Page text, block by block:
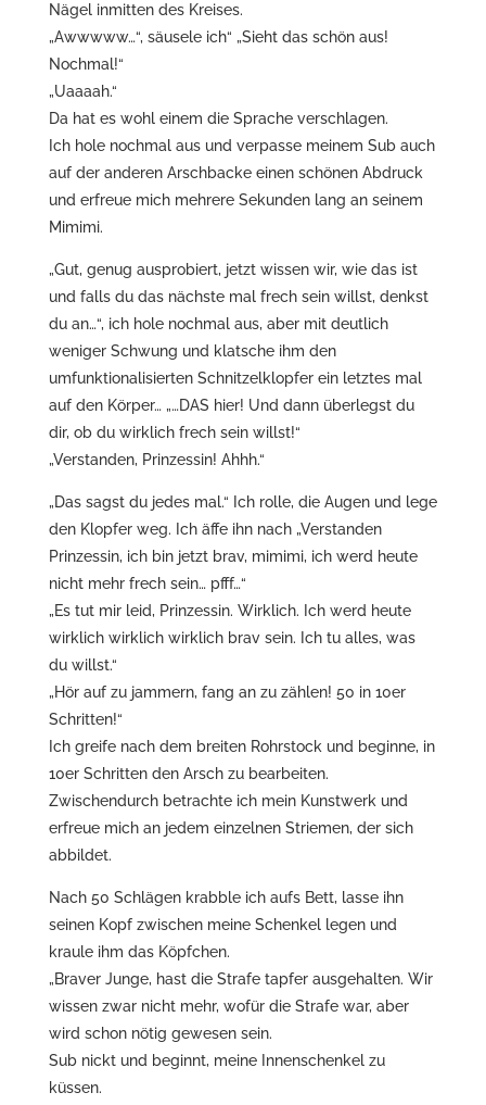
Nägel inmitten des Kreises.
„Awwwww…“, säusele ich“ „Sieht das schön aus!
Nochmal!“
„Uaaaah.“
Da hat es wohl einem die Sprache verschlagen.
Ich hole nochmal aus und verpasse meinem Sub auch
auf der anderen Arschbacke einen schönen Abdruck
und erfreue mich mehrere Sekunden lang an seinem
Mimimi.
„Gut, genug ausprobiert, jetzt wissen wir, wie das ist
und falls du das nächste mal frech sein willst, denkst
du an…“, ich hole nochmal aus, aber mit deutlich
weniger Schwung und klatsche ihm den
umfunktionalisierten Schnitzelklopfer ein letztes mal
auf den Körper… „…DAS hier! Und dann überlegst du
dir, ob du wirklich frech sein willst!“
„Verstanden, Prinzessin! Ahhh.“
„Das sagst du jedes mal.“ Ich rolle, die Augen und lege
den Klopfer weg. Ich äffe ihn nach „Verstanden
Prinzessin, ich bin jetzt brav, mimimi, ich werd heute
nicht mehr frech sein… pfff…“
„Es tut mir leid, Prinzessin. Wirklich. Ich werd heute
wirklich wirklich wirklich brav sein. Ich tu alles, was
du willst.“
„Hör auf zu jammern, fang an zu zählen! 50 in 10er
Schritten!“
Ich greife nach dem breiten Rohrstock und beginne, in
10er Schritten den Arsch zu bearbeiten.
Zwischendurch betrachte ich mein Kunstwerk und
erfreue mich an jedem einzelnen Striemen, der sich
abbildet.
Nach 50 Schlägen krabble ich aufs Bett, lasse ihn
seinen Kopf zwischen meine Schenkel legen und
kraule ihm das Köpfchen.
„Braver Junge, hast die Strafe tapfer ausgehalten. Wir
wissen zwar nicht mehr, wofür die Strafe war, aber
wird schon nötig gewesen sein.
Sub nickt und beginnt, meine Innenschenkel zu
küssen.